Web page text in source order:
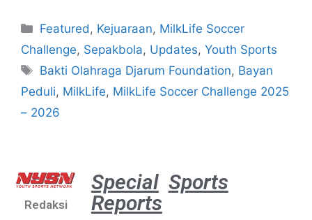
Featured, Kejuaraan, MilkLife Soccer
Challenge, Sepakbola, Updates, Youth Sports
Bakti Olahraga Djarum Foundation, Bayan
Peduli, MilkLife, MilkLife Soccer Challenge 2025
– 2026
Redaksi
Special
Reports
Sports